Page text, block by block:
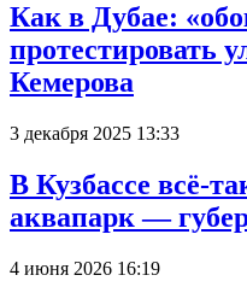
Как в Дубае:
протестировать
Кемерова
3 декабря 2025 13:33
В Кузбассе всё-
аквапарк —
4 июня 2026 16:19